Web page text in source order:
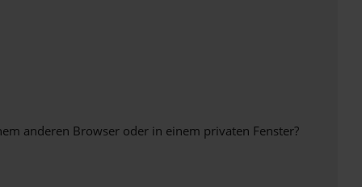
anderen Browser oder in einem privaten Fenster?